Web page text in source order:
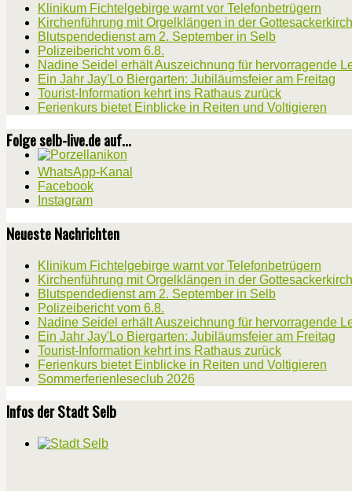
Klinikum Fichtelgebirge warnt vor Telefonbetrügern
Kirchenführung mit Orgelklängen in der
Blutspendedienst am 2. September in Selb
Polizeibericht vom 6.8.
Nadine Seidel erhält Auszeichnung für hervorragende
Ein Jahr Jay'Lo Biergarten: Jubiläumsfeier am Freitag
Tourist-Information kehrt ins Rathaus zurück
Ferienkurs bietet Einblicke in Reiten und Voltigieren
Folge selb-live.de auf...
WhatsApp-Kanal
Facebook
Instagram
Neueste Nachrichten
Klinikum Fichtelgebirge warnt vor Telefonbetrügern
Kirchenführung mit Orgelklängen in der
Blutspendedienst am 2. September in Selb
Polizeibericht vom 6.8.
Nadine Seidel erhält Auszeichnung für hervorragende
Ein Jahr Jay'Lo Biergarten: Jubiläumsfeier am Freitag
Tourist-Information kehrt ins Rathaus zurück
Ferienkurs bietet Einblicke in Reiten und Voltigieren
Sommerferienleseclub 2026
Infos der Stadt Selb